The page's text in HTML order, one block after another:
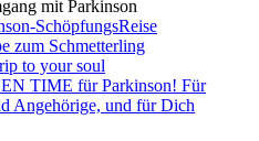
mit Parkinson
SchöpfungsReise
zum Schmetterling
to your soul
TIME für Parkinson! Für
Angehörige, und für Dich